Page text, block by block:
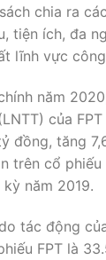
chia ra
tiện ích, đa
lĩnh vực
năm
của
đồng, tăng
trên cổ phiếu
năm 2019.
tác động
FPT là